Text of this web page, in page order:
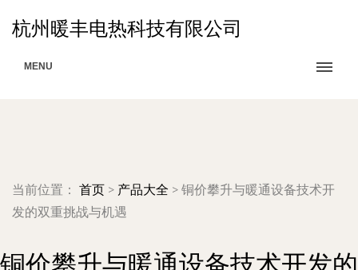
杭州暖丰电热科技有限公司
MENU
当前位置： 首页 > 产品大全 > 铜价攀升与暖通设备技术开
发的双重挑战与机遇